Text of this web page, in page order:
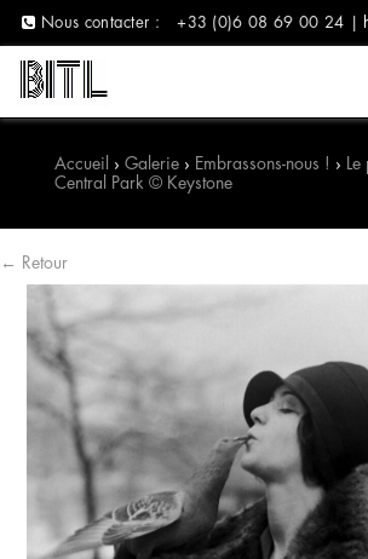
Nous contacter : +33 (0)6 08 69 00 24 |
Accueil › Galerie› Embrassons-nous ! ›
Central Park © Keystone
← Retour